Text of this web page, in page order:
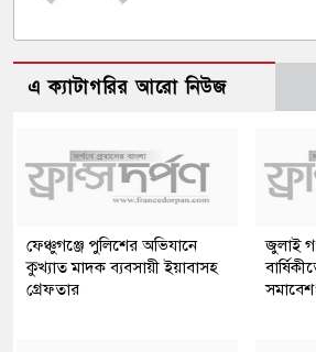
এ ক্যাটাগরির আরো নিউজ
ফেঞ্চুগঞ্জে পুলিশের অভিযানে
কুখ্যাত মাদক ব্যবসায়ী ইয়াবাসহ
গ্রেফতার
জুলাই